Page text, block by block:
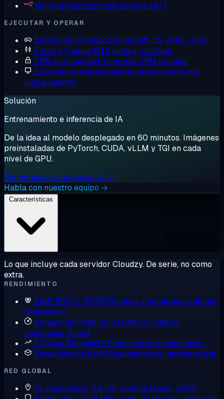
n8n Automatizaciones activas 24/7
EJECUTAR Y OPERAR
Servidores de juegos Minecraft, CS, ARK y más
Forex y Trading MT5 junto a tu bróker
VPN y privacidad Tu propia VPN privada
Estación de trabajo remota Un escritorio que
nunca duerme
Solución
Entrenamiento e inferencia de IA
De la idea al modelo desplegado en 60 minutos. Imágenes
preinstaladas de PyTorch, CUDA, vLLM y TGI en cada
nivel de GPU.
Ver cargas de trabajo de IA →
Habla con nuestro equipo →
Lo que incluye cada servidor Cloudzy. De serie, no como
extra.
RENDIMIENTO
AMD EPYC + DDR5 Núcleos y memoria de última
generación
Almacenamiento puro NVMeSin discos
mecánicos, nunca
10 Gbps Bandwidth Planes de alto rendimiento
Virtualización KVM Aislamiento de hardware real
RED GLOBAL
13 ubicaciones NA, UE, Oriente Medio, APAC